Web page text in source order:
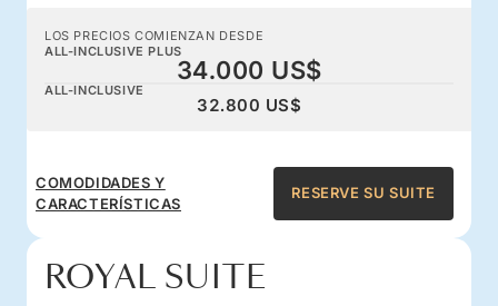
LOS PRECIOS COMIENZAN DESDE
ALL-INCLUSIVE PLUS
34.000 US$
ALL-INCLUSIVE
32.800 US$
COMODIDADES Y
CARACTERÍSTICAS
RESERVE SU SUITE
ROYAL SUITE